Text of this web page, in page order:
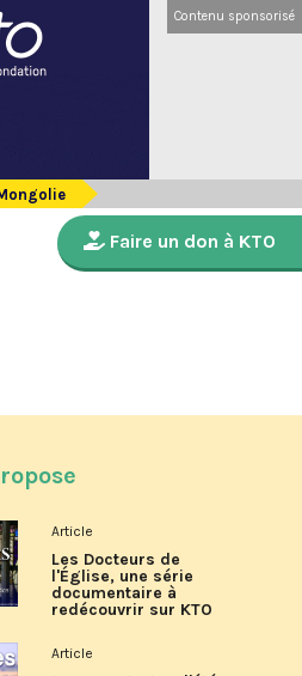
Contenu sponsorisé
Faire un don à KTO
Article
Les Docteurs de
l'Église, une série
documentaire à
redécouvrir sur KTO
Article